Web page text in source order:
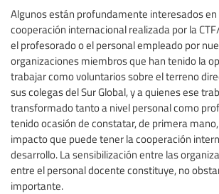
Algunos están profundamente interesados en
cooperación internacional realizada por la
el profesorado o el personal empleado por
organizaciones miembros que han tenido la
trabajar como voluntarios sobre el terreno
sus colegas del Sur Global, y a quienes ese
transformado tanto a nivel personal como
tenido ocasión de constatar, de primera
impacto que puede tener la cooperación
desarrollo. La sensibilización entre las
entre el personal docente constituye, no
importante.